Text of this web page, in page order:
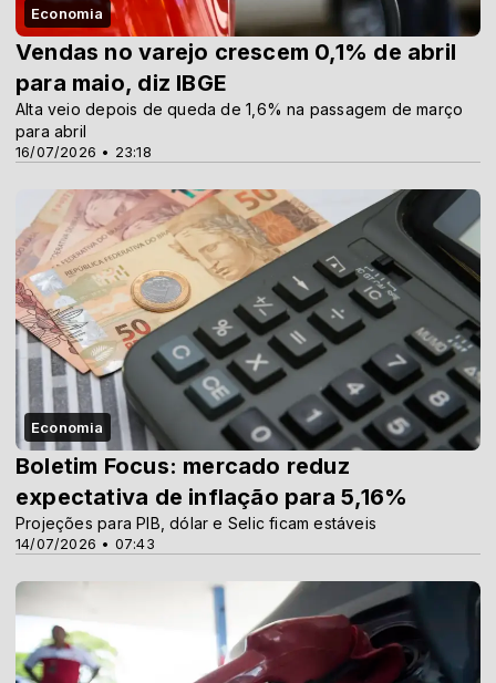
Economia
16/07/2026 • 23:18
Vendas no varejo crescem 0,1% de abril
para maio, diz IBGE
Alta veio depois de queda de 1,6% na passagem de março
para abril
Economia
14/07/2026 • 07:43
Boletim Focus: mercado reduz
expectativa de inflação para 5,16%
Projeções para PIB, dólar e Selic ficam estáveis